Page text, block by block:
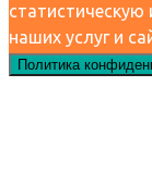
наших услуг и
Политика